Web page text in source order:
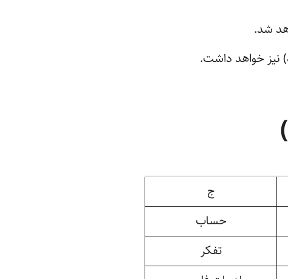
شد.
نیز خواهد داشت.
ج
حساب
تفکر